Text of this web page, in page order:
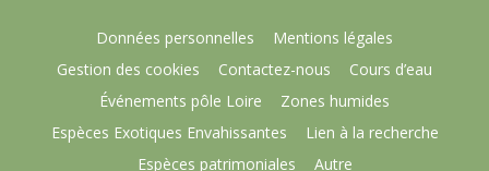
Données personnelles
Mentions légales
Gestion des cookies
Contactez-nous
Cours d’eau
Événements pôle Loire
Zones humides
Espèces Exotiques Envahissantes
Lien à la recherche
Espèces patrimoniales
Autre